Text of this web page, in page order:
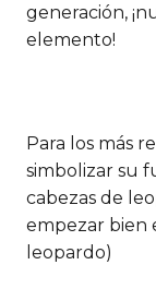
generación,
elemento!
Para los más
simbolizar su
cabezas de
empezar bien
leopardo)